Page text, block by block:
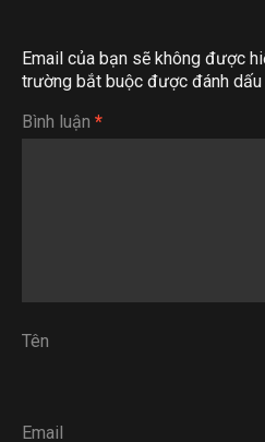
Email của bạn sẽ không được
trường bắt buộc được đánh dấu
Bình luận *
Tên
Email